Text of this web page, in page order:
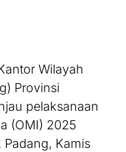
Wilayah
Provinsi
pelaksanaan
(OMI) 2025
Kamis